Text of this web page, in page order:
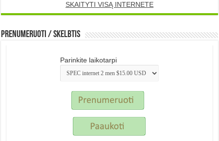
SKAITYTI VISĄ INTERNETE
Prenumeruoti / Skelbtis
Parinkite laikotarpi